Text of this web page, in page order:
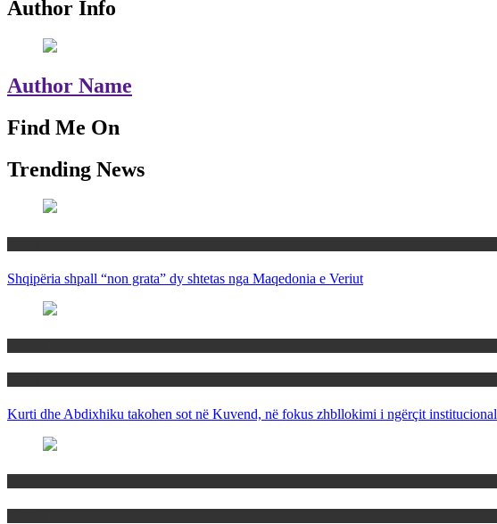
Author Info
Author Name
Find Me On
Trending News
Shqipëria shpall “non grata” dy shtetas nga Maqedonia e Veriut
Kurti dhe Abdixhiku takohen sot në Kuvend, në fokus zhbllokimi i ngërçit institucional